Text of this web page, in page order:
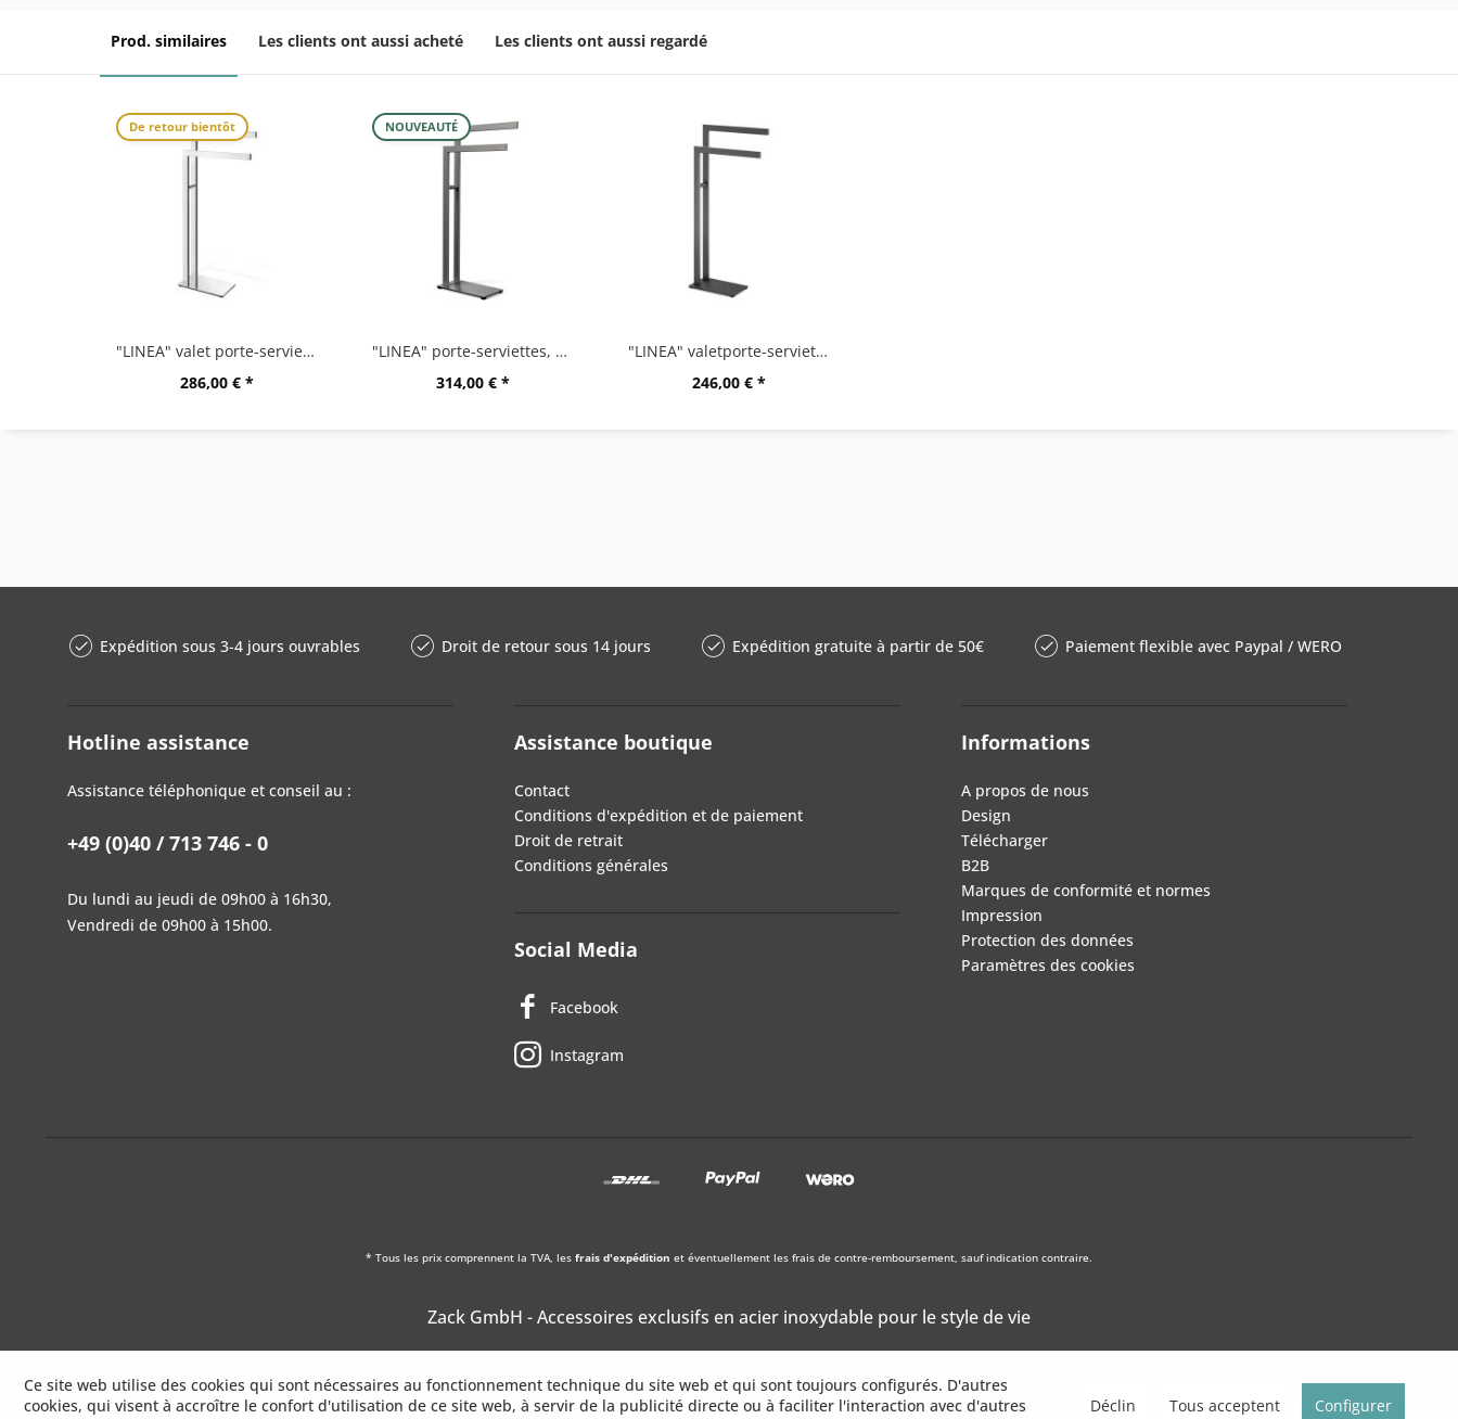
Prod. similaires Les clients ont aussi acheté Les clients ont aussi regardé
De retour bientôt
"LINEA" valet porte-serviettes, très brillant
286,00 € *
NOUVEAUTÉ
"LINEA" porte-serviettes, graphite
314,00 € *
"LINEA" valetporte-serviettes
246,00 € *
Expédition sous 3-4 jours ouvrables Droit de retour sous 14 jours Expédition gratuite à partir de 50€ Paiement flexible avec Paypal / WERO
Hotline assistance
Assistance téléphonique et conseil au :
+49 (0)40 / 713 746 - 0
Du lundi au jeudi de 09h00 à 16h30,
Vendredi de 09h00 à 15h00.
Assistance boutique
Contact
Conditions d'expédition et de paiement
Droit de retrait
Conditions générales
Social Media
Facebook
Instagram
Informations
A propos de nous
Design
Télécharger
B2B
Marques de conformité et normes
Impression
Protection des données
Paramètres des cookies
* Tous les prix comprennent la TVA, les frais d'expédition et éventuellement les frais de contre-remboursement, sauf indication contraire.
Zack GmbH - Accessoires exclusifs en acier inoxydable pour le style de vie
Ce site web utilise des cookies qui sont nécessaires au fonctionnement technique du site web et qui sont toujours configurés. D'autres
cookies, qui visent à accroître le confort d'utilisation de ce site web, à servir de la publicité directe ou à faciliter l'interaction avec d'autres
Déclin Tous acceptent Configurer